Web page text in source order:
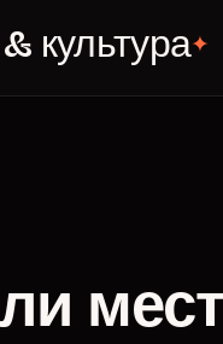
✦